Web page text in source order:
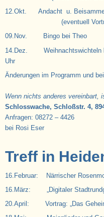
12.Okt. Andacht u.
(eventuell Vortrag
09.Nov. Bingo
14.Dez.
Uhr
Änderungen im Programm und
Wenn nichts anderes vereinbart,
Schlosswache, Schloßstr. 4,
Anfragen: 08272 – 4426
bei Rosi Eser
Treff in
16.Februar: Närrischer
16.März: „Digitaler
20.April: Vortrag: „Das